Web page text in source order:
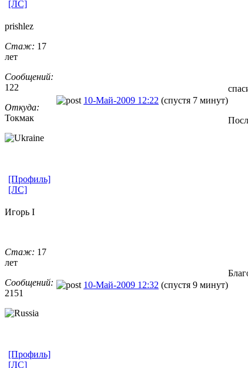
[ЛС]
prishlez
Стаж: 17
лет
Сообщений:
122
Откуда:
Токмак
10-Май-2009 12:22 (спустя 7 минут)
[Профиль]
[ЛС]
Игорь I
Стаж: 17
лет
Сообщений:
2151
10-Май-2009 12:32 (спустя 9 минут)
[Профиль]
[ЛС]